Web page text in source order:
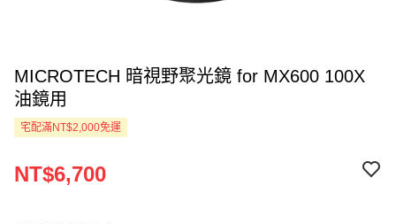
MICROTECH 暗視野聚光鏡 for MX600 100X
油鏡用
宅配滿NT$2,000免運
NT$6,700